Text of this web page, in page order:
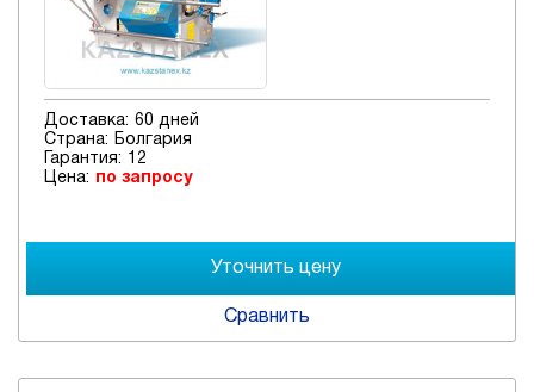
Доставка: 60 дней
Страна:
Болгария
Гарантия:
12
Цена:
по запросу
Сравнить